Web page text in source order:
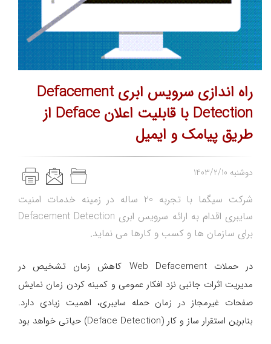
راه اندازی سرویس ابری Defacement
Detection با قابلیت اعلان Deface از
طریق پیامک و ایمیل
1403/2/10 دوشنبه
شرکت سیگما با تجربه 20 ساله در زمینه خدمات امنیت
سایبری اقدام به ارائه سرویس ابری Defacement Detection
برای سازمان ها و کسب و کارها می نماید.
در حملات Web Defacement کاهش زمان تشخیص در
مدیریت اثرات جانبی نزد افکار عمومی و کمینه کردن زمان نمایش
صفحات غیرمجاز در زمان حمله سایبری، اهمیت زیادی دارد.
بنابرین استقرار ساز و کار (Deface Detection) حیاتی خواهد بود